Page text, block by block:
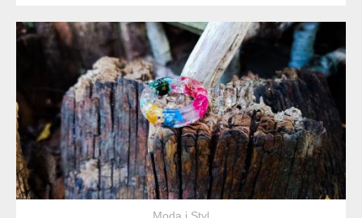
Moda i Styl